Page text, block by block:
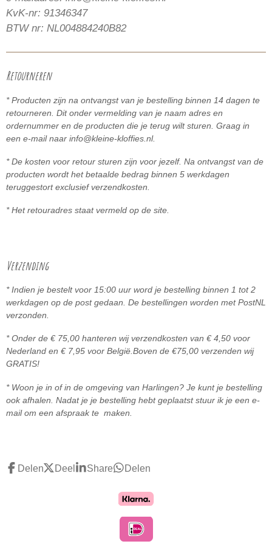
KvK-nr: 91346347
BTW nr: NL004884240B82
Retourneren
* Producten zijn na ontvangst van je bestelling binnen 14 dagen te
retourneren. Dit onder vermelding van je naam adres en
ordernummer en de producten die je terug wilt sturen. Graag in
een e-mail naar info@kleine-kloffies.nl.
* De kosten voor retour sturen zijn voor jezelf. Na ontvangst van de
producten wordt het betaalde bedrag binnen 5 werkdagen
teruggestort exclusief verzendkosten.
* Het retouradres staat vermeld op de site.
Verzending
* Indien je bestelt voor 15:00 uur word je bestelling binnen 1 tot 2
werkdagen op de post gedaan. De bestellingen worden met PostNL
verzonden.
* Onder de € 75,00 hanteren wij verzendkosten van € 4,50 voor
Nederland en € 7,95 voor België.Boven de €75,00 verzenden wij
GRATIS!
* Woon je in of in de omgeving van Harlingen? Je kunt je bestelling
ook afhalen. Nadat je je bestelling hebt geplaatst stuur ik je een e-
mail om een afspraak te maken.
Delen Deel Share Delen